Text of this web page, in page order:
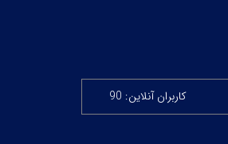
کاربران آنلاین: 90